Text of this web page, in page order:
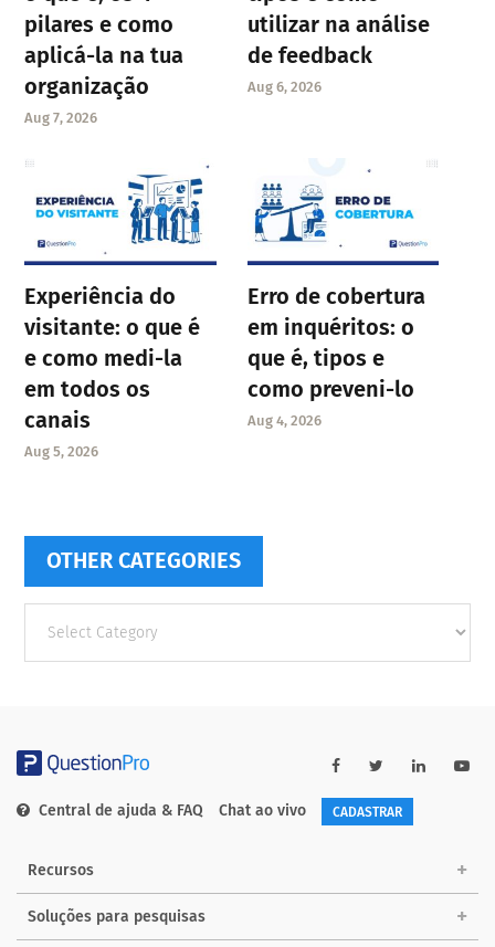
pilares e como
aplicá-la na tua
organização
Aug 7, 2026
utilizar na análise
de feedback
Aug 6, 2026
Experiência do
visitante: o que é
e como medi-la
em todos os
canais
Aug 5, 2026
Erro de cobertura
em inquéritos: o
que é, tipos e
como preveni-lo
Aug 4, 2026
OTHER CATEGORIES
categories
Central de ajuda & FAQ Chat ao vivo CADASTRAR
Recursos
Soluções para pesquisas